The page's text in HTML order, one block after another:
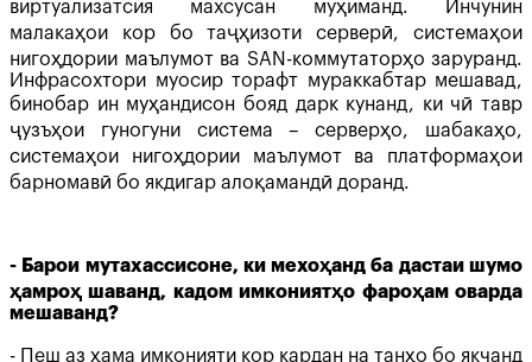
виртуализатсия махсусан муҳиманд. Инчунин
малакаҳои кор бо таҷҳизоти серверӣ, системаҳои
нигоҳдории маълумот ва SAN-коммутаторҳо заруранд.
Инфрасохтори муосир торафт мураккабтар мешавад,
бинобар ин муҳандисон бояд дарк кунанд, ки чӣ тавр
ҷузъҳои гуногуни система – серверҳо, шабакаҳо,
системаҳои нигоҳдории маълумот ва платформаҳои
барномавӣ бо якдигар алоқамандӣ доранд.
- Барои мутахассисоне, ки мехоҳанд ба дастаи шумо
ҳамроҳ шаванд, кадом имкониятҳо фароҳам оварда
мешаванд?
- Пеш аз ҳама имконияти кор кардан на танҳо бо якчанд